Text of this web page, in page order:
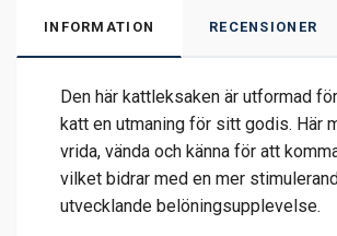
INFORMATION RECENSIONER
Den här kattleksaken är utformad
katt en utmaning för sitt godis. Här
vrida, vända och känna för att
vilket bidrar med en mer
utvecklande belöningsupplevelse.